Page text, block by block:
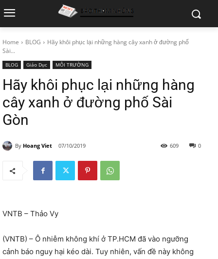
Home BLOG
Hãy khôi phục lại những hàng cây xanh ở đường phố
Sài...
BLOG Giáo Dục MÔI TRƯỜNG
Hãy khôi phục lại những hàng
cây xanh ở đường phố Sài
Gòn
By Hoang Viet 07/10/2019 0
609
VNTB – Thảo Vy
(VNTB) – Ô nhiễm không khí ở TP.HCM đã vào ngưỡng
cảnh báo nguy hại kéo dài. Tuy nhiên, vấn đề này không